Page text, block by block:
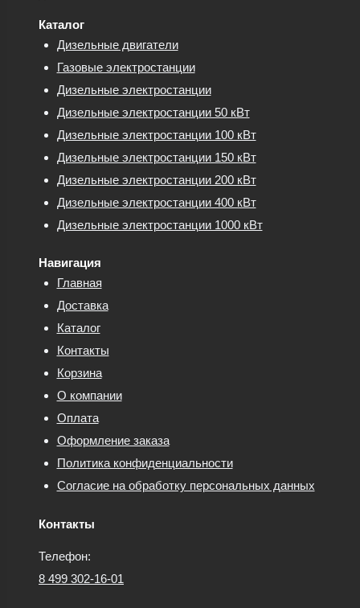
Каталог
Дизельные двигатели
Газовые электростанции
Дизельные электростанции
Дизельные электростанции 50 кВт
Дизельные электростанции 100 кВт
Дизельные электростанции 150 кВт
Дизельные электростанции 200 кВт
Дизельные электростанции 400 кВт
Дизельные электростанции 1000 кВт
Навигация
Главная
Доставка
Каталог
Контакты
Корзина
О компании
Оплата
Оформление заказа
Политика конфиденциальности
Согласие на обработку персональных данных
Контакты
Телефон:
8 499 302-16-01